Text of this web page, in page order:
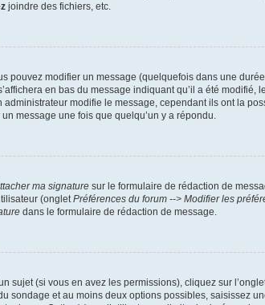
joindre des fichiers, etc.
pouvez modifier un message (quelquefois dans une
en bas du message indiquant qu’il a été modifié,
modifie le message, cependant ils ont la
message une fois que quelqu’un y a répondu.
ma signature sur le formulaire de rédaction de
(ongletPréférences du forum --> Modifier les
dans le formulaire de rédaction de message.
sujet (si vous en avez les permissions), cliquez sur
sondage et au moins deux options possibles, saisissez